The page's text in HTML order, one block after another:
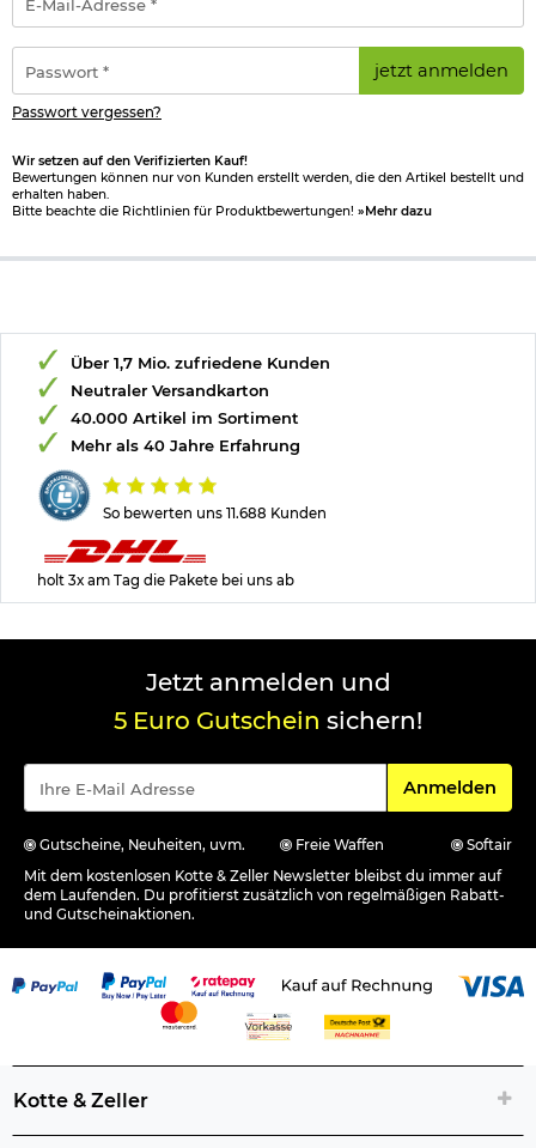
Mail-
Adresse
*
jetzt anmelden
Passwort vergessen?
Wir setzen auf den Verifizierten Kauf!
Bewertungen können nur von Kunden erstellt werden, die den Artikel bestellt und
erhalten haben.
Bitte beachte die Richtlinien für Produktbewertungen! »Mehr dazu
So bewerten uns 11.688 Kunden
Über 1,7 Mio. zufriedene Kunden
Neutraler Versandkarton
40.000 Artikel im Sortiment
Mehr als 40 Jahre Erfahrung
holt 3x am Tag die Pakete bei uns ab
Jetzt anmelden und
5 Euro Gutschein sichern!
Für den
Anmelden
Gutscheine, Neuheiten, uvm. Freie Waffen
Softair
Mit dem kostenlosen Kotte & Zeller Newsletter bleibst du immer auf
dem Laufenden. Du profitierst zusätzlich von regelmäßigen Rabatt-
und Gutscheinaktionen.
Kotte & Zeller